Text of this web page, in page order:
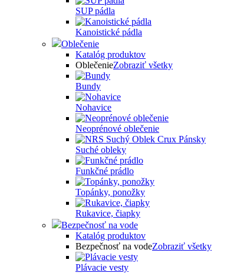
SUP pádla
Kanoistické pádla
Oblečenie
Katalóg produktov
OblečenieZobraziť všetky
Bundy
Nohavice
Neoprénové oblečenie
Suché obleky
Funkčné prádlo
Topánky, ponožky
Rukavice, čiapky
Bezpečnosť na vode
Katalóg produktov
Bezpečnosť na vodeZobraziť všetky
Plávacie vesty